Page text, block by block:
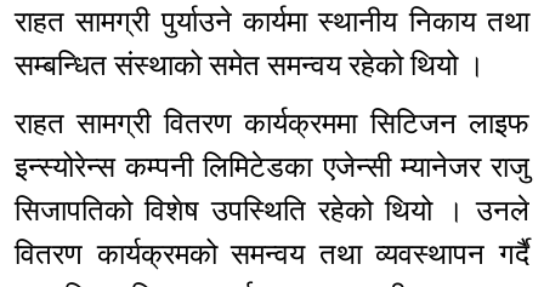
राहत सामग्री पुर्याउने कार्यमा स्थानीय निकाय तथा
सम्बन्धित संस्थाको समेत समन्वय रहेको थियो ।
राहत सामग्री वितरण कार्यक्रममा सिटिजन लाइफ
इन्स्योरेन्स कम्पनी लिमिटेडका एजेन्सी म्यानेजर राजु
सिजापतिको विशेष उपस्थिति रहेको थियो । उनले
वितरण कार्यक्रमको समन्वय तथा व्यवस्थापन गर्दै